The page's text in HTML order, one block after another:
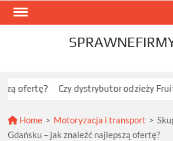
Skip
Czy dystrybutor odzieży Fruit of the
Home > Motoryzacja i transport >
Gdańsku – jak znaleźć najlepszą ofertę?